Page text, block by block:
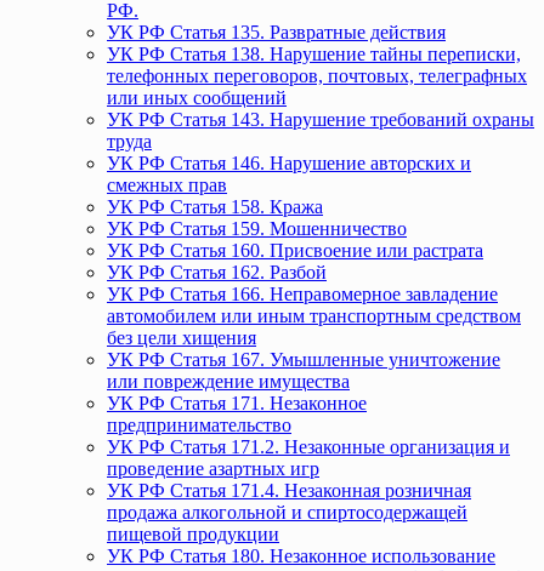
РФ.
УК РФ Статья 135. Развратные действия
УК РФ Статья 138. Нарушение тайны переписки,
телефонных переговоров, почтовых, телеграфных
или иных сообщений
УК РФ Статья 143. Нарушение требований охраны
труда
УК РФ Статья 146. Нарушение авторских и
смежных прав
УК РФ Статья 158. Кража
УК РФ Статья 159. Мошенничество
УК РФ Статья 160. Присвоение или растрата
УК РФ Статья 162. Разбой
УК РФ Статья 166. Неправомерное завладение
автомобилем или иным транспортным средством
без цели хищения
УК РФ Статья 167. Умышленные уничтожение
или повреждение имущества
УК РФ Статья 171. Незаконное
предпринимательство
УК РФ Статья 171.2. Незаконные организация и
проведение азартных игр
УК РФ Статья 171.4. Незаконная розничная
продажа алкогольной и спиртосодержащей
пищевой продукции
УК РФ Статья 180. Незаконное использование